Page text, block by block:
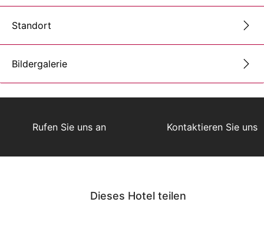
Standort
Bildergalerie
Rufen Sie uns an Kontaktieren Sie uns
Dieses Hotel teilen